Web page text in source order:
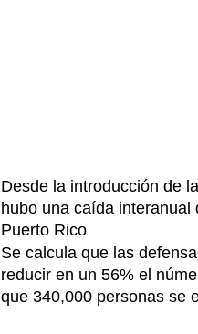
Desde la introducción de
hubo una caída
Puerto Rico
Se calcula que las
reducir en un 56% el
que 340,000 personas se